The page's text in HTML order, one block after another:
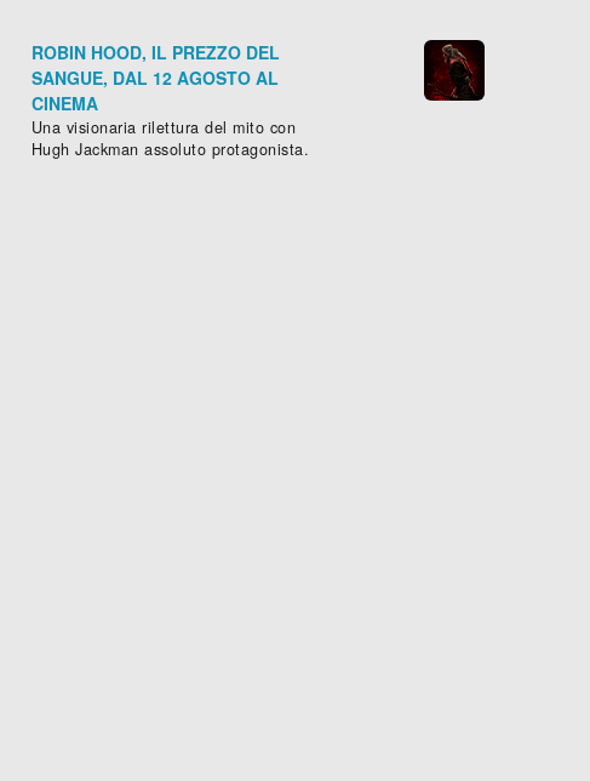
ROBIN HOOD, IL PREZZO DEL
SANGUE, DAL 12 AGOSTO AL
CINEMA
Una visionaria rilettura del mito con
Hugh Jackman assoluto protagonista.